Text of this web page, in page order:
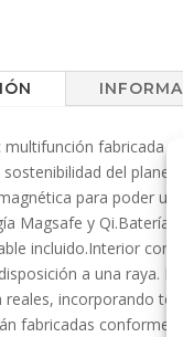
multifunción fabricada
sostenibilidad del
para poder
Magsafe y Qi.Batería
incluido.Interior
a una raya.
reales, incorporando
fabricadas conforme